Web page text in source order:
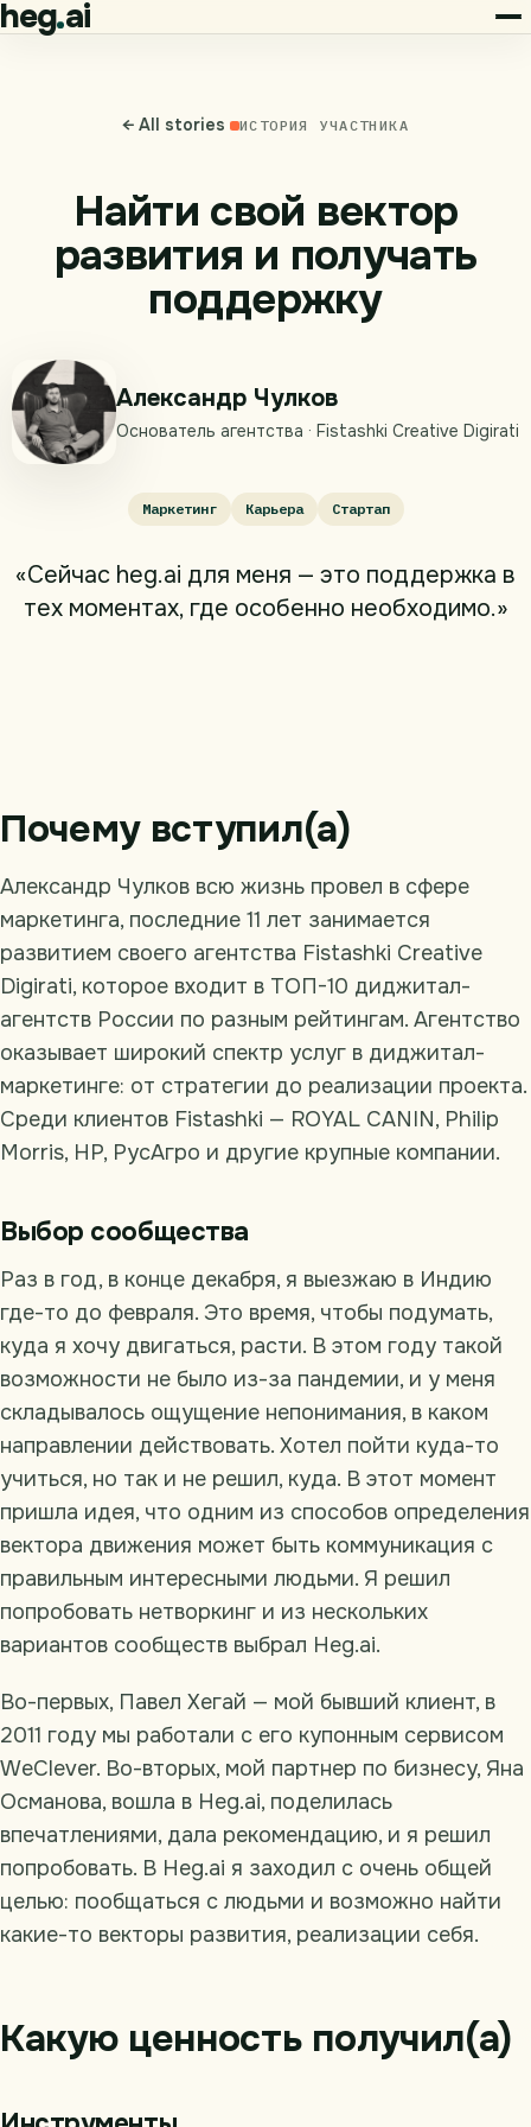
heg ai
← All stories ИСТОРИЯ УЧАСТНИКА
Найти свой вектор
развития и получать
поддержку
Александр Чулков
Основатель агентства · Fistashki Creative Digirati
Маркетинг Карьера Стартап
«Сейчас heg.ai для меня — это поддержка в
тех моментах, где особенно необходимо.»
Почему вступил(а)
Александр Чулков всю жизнь провел в сфере
маркетинга, последние 11 лет занимается
развитием своего агентства Fistashki Creative
Digirati, которое входит в ТОП-10 диджитал-
агентств России по разным рейтингам. Агентство
оказывает широкий спектр услуг в диджитал-
маркетинге: от стратегии до реализации проекта.
Среди клиентов Fistashki — ROYAL CANIN, Philip
Morris, HP, РусАгро и другие крупные компании.
Выбор сообщества
Раз в год, в конце декабря, я выезжаю в Индию
где-то до февраля. Это время, чтобы подумать,
куда я хочу двигаться, расти. В этом году такой
возможности не было из-за пандемии, и у меня
складывалось ощущение непонимания, в каком
направлении действовать. Хотел пойти куда-то
учиться, но так и не решил, куда. В этот момент
пришла идея, что одним из способов определения
вектора движения может быть коммуникация с
правильным интересными людьми. Я решил
попробовать нетворкинг и из нескольких
вариантов сообществ выбрал Heg.ai.
Во-первых, Павел Хегай — мой бывший клиент, в
2011 году мы работали с его купонным сервисом
WeClever. Во-вторых, мой партнер по бизнесу, Яна
Османова, вошла в Heg.ai, поделилась
впечатлениями, дала рекомендацию, и я решил
попробовать. В Heg.ai я заходил с очень общей
целью: пообщаться с людьми и возможно найти
какие-то векторы развития, реализации себя.
Какую ценность получил(а)